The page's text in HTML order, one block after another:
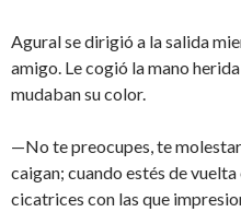
Agural se dirigió a la salida
amigo. Le cogió la mano
mudaban su color.
—No te preocupes, te
caigan; cuando estés de
cicatrices con las que